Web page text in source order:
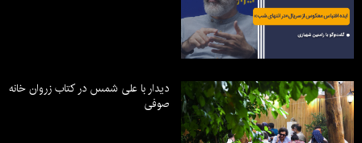
دیدار با علی شمس در کتاب زروان خانه
صوفی